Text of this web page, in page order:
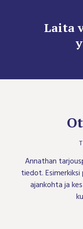
Laita
Annathan
tiedot.
ajankohta ja